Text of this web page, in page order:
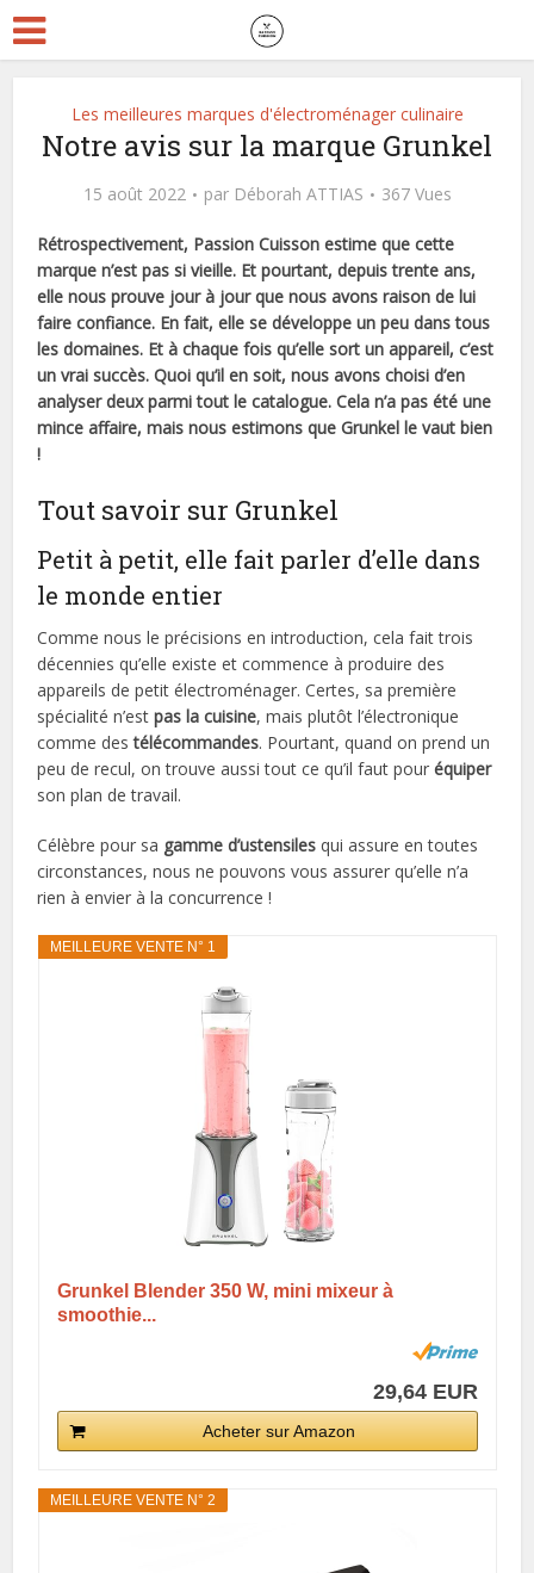
Les meilleures marques d'électroménager culinaire
Notre avis sur la marque Grunkel
15 août 2022 par Déborah ATTIAS 367 Vues
Rétrospectivement, Passion Cuisson estime que cette
marque n’est pas si vieille. Et pourtant, depuis trente ans,
elle nous prouve jour à jour que nous avons raison de lui
faire confiance. En fait, elle se développe un peu dans tous
les domaines. Et à chaque fois qu’elle sort un appareil, c’est
un vrai succès. Quoi qu’il en soit, nous avons choisi d’en
analyser deux parmi tout le catalogue. Cela n’a pas été une
mince affaire, mais nous estimons que Grunkel le vaut bien
!
Tout savoir sur Grunkel
Petit à petit, elle fait parler d’elle dans
le monde entier
Comme nous le précisions en introduction, cela fait trois
décennies qu’elle existe et commence à produire des
appareils de petit électroménager. Certes, sa première
spécialité n’estpas la cuisine, mais plutôt l’électronique
comme destélécommandes. Pourtant, quand on prend un
peu de recul, on trouve aussi tout ce qu’il faut pouréquiper
son plan de travail.
Célèbre pour sa gamme d’ustensiles qui assure en toutes
circonstances, nous ne pouvons vous assurer qu’elle n’a
rien à envier à la concurrence !
MEILLEURE VENTE N° 1
Grunkel Blender 350 W, mini mixeur à
smoothie...
29,64 EUR
Acheter sur Amazon
MEILLEURE VENTE N° 2